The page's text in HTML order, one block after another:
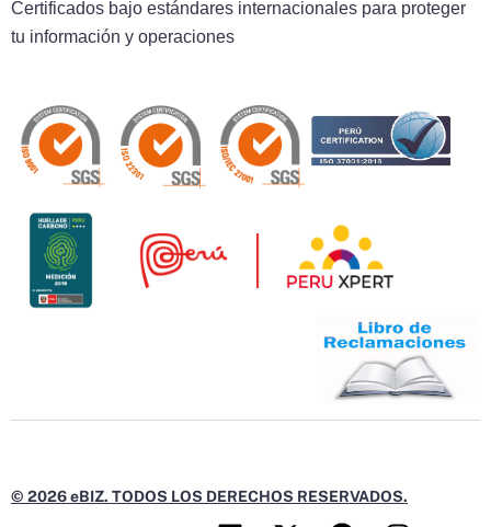
Certificados bajo estándares internacionales para proteger
tu información y operaciones
© 2026 eBIZ. TODOS LOS DERECHOS RESERVADOS.